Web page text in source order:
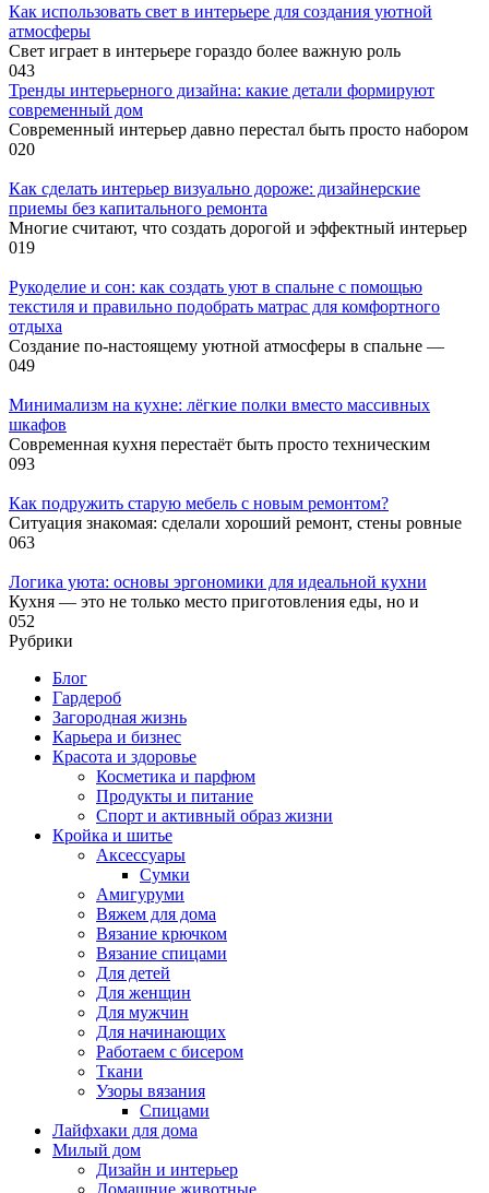
Как использовать свет в интерьере для создания уютной
атмосферы
Свет играет в интерьере гораздо более важную роль
043
Тренды интерьерного дизайна: какие детали формируют
современный дом
Современный интерьер давно перестал быть просто набором
020
Как сделать интерьер визуально дороже: дизайнерские
приемы без капитального ремонта
Многие считают, что создать дорогой и эффектный интерьер
019
Рукоделие и сон: как создать уют в спальне с помощью
текстиля и правильно подобрать матрас для комфортного
отдыха
Создание по-настоящему уютной атмосферы в спальне —
049
Минимализм на кухне: лёгкие полки вместо массивных
шкафов
Современная кухня перестаёт быть просто техническим
093
Как подружить старую мебель с новым ремонтом?
Ситуация знакомая: сделали хороший ремонт, стены ровные
063
Логика уюта: основы эргономики для идеальной кухни
Кухня — это не только место приготовления еды, но и
052
Рубрики
Блог
Гардероб
Загородная жизнь
Карьера и бизнес
Красота и здоровье
Косметика и парфюм
Продукты и питание
Спорт и активный образ жизни
Кройка и шитье
Аксессуары
Сумки
Амигуруми
Вяжем для дома
Вязание крючком
Вязание спицами
Для детей
Для женщин
Для мужчин
Для начинающих
Работаем с бисером
Ткани
Узоры вязания
Спицами
Лайфхаки для дома
Милый дом
Дизайн и интерьер
Домашние животные